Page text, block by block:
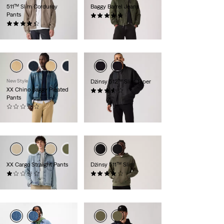
511™ Slim Corduroy
Pants
(0)
409,90 zł
Baggy Barrel Jeans
(0)
619,90 zł
New Style
XX Chino Baggy Pleated
Pants
(0)
Dżinsy 512™ Slim Taper
(0)
549,90 zł
XX Cargo Straight Pants
(0)
409,90 zł
Dżinsy 511™ Slim
(0)
549,90 zł